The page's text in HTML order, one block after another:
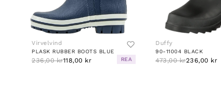
Virvelvind
PLASK RUBBER BOOTS BLUE
236,00 kr118,00 kr REA
Duffy
90-11004 BLACK
473,00 kr236,00 kr